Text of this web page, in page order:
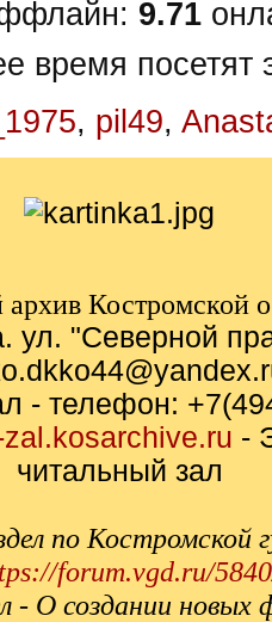
9.71
время посетят
, pil49,
архив Костромской
ул. "Северной
- телефон:
-
читальный зал
по Костромской
forum.vgd.ru/
- О создании новых